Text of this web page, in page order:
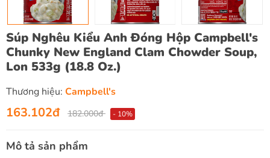
Súp Nghêu Kiểu Anh Đóng Hộp Campbell's
Chunky New England Clam Chowder Soup,
Lon 533g (18.8 Oz.)
Thương hiệu: Campbell's
163.102đ 182.000đ - 10%
Mô tả sản phẩm